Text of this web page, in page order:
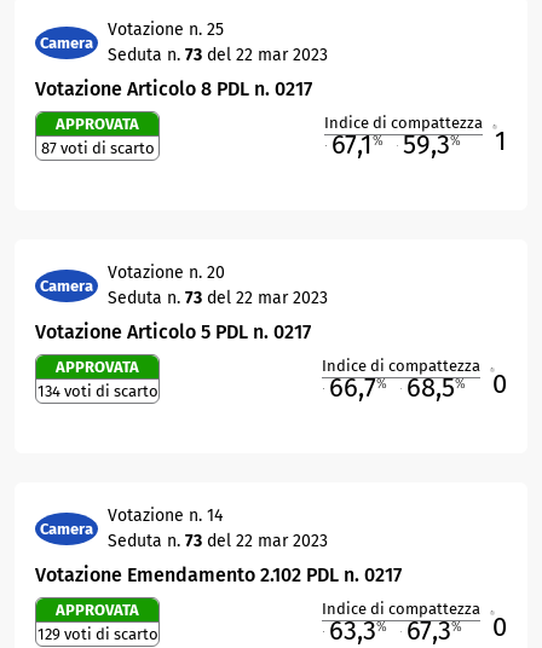
Camera
Votazione n. 25
Seduta n. 73 del 22 mar 2023
Votazione Articolo 8 PDL n. 0217
APPROVATA
87 voti di scarto
Indice di compattezza
67,1% 59,3% 1
Camera
Votazione n. 20
Seduta n. 73 del 22 mar 2023
Votazione Articolo 5 PDL n. 0217
APPROVATA
134 voti di scarto
Indice di compattezza
66,7% 68,5% 0
Camera
Votazione n. 14
Seduta n. 73 del 22 mar 2023
Votazione Emendamento 2.102 PDL n. 0217
APPROVATA
129 voti di scarto
Indice di compattezza
63,3% 67,3% 0